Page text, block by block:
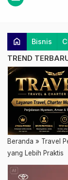
home Bisnis
TREND
Beranda » Travel
yang Lebih Praktis